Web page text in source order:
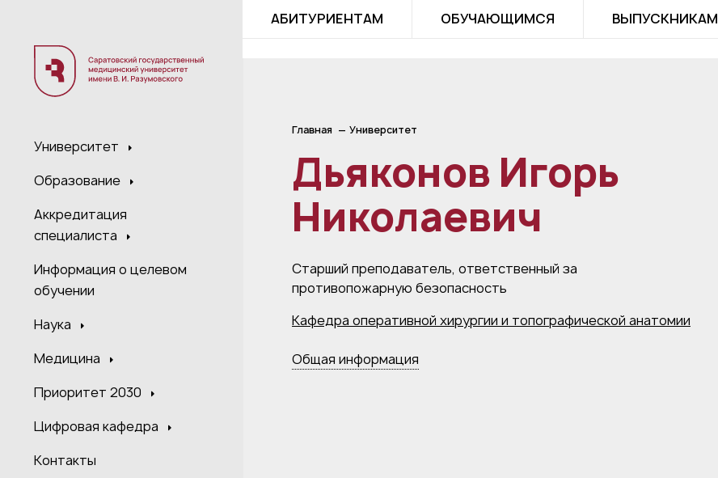
Университет
Образование
Аккредитация
специалиста
Информация о целевом
обучении
Наука
Медицина
Приоритет 2030
Цифровая кафедра
Контакты
АБИТУРИЕНТАМ ОБУЧАЮЩИМСЯ ВЫПУСКНИКАМ
Главная Университет
Дьяконов Игорь
Николаевич
Старший преподаватель, ответственный за
противопожарную безопасность
Кафедра оперативной хирургии и топографической анатомии
Общая информация